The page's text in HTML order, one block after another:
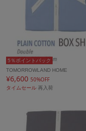
5％ポイントバック
TOMORROWLAND HOME
¥6,600 50%OFF
タイムセール 再入荷